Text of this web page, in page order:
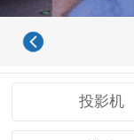
投影机